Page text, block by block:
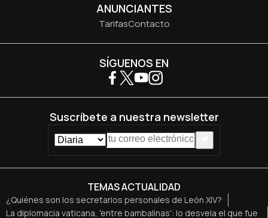
ANUNCIANTES
TarifasContacto
TEMAS ACTUALIDAD
¿Quiénes son los secretarios personales de León XIV?
La diplomacia vaticana, 'entre bambalinas': lo desvela el que fue
SÍGUENOS EN
Suscríbete a nuestra newsletter